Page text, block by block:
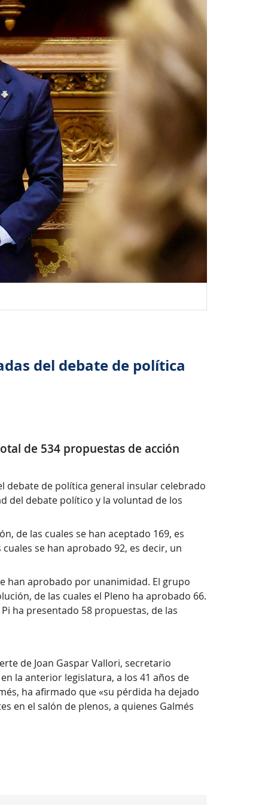
del debate de política
de 534 propuestas de acción
debate de política general insular celebrado
del debate político y la voluntad de los
de las cuales se han aceptado 169, es
se han aprobado 92, es decir, un
han aprobado por unanimidad. El grupo
de las cuales el Pleno ha aprobado 66.
ha presentado 58 propuestas, de las
de Joan Gaspar Vallori, secretario
la anterior legislatura, a los 41 años de
ha afirmado que «su pérdida ha dejado
en el salón de plenos, a quienes Galmés